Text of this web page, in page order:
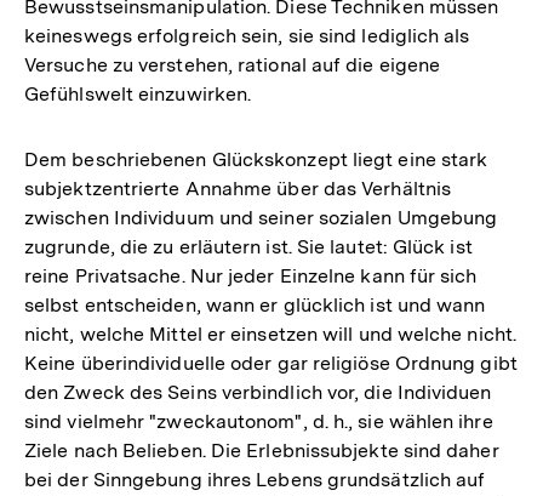
Bewusstseinsmanipulation. Diese Techniken müssen
keineswegs erfolgreich sein, sie sind lediglich als
Versuche zu verstehen, rational auf die eigene
Gefühlswelt einzuwirken.
Dem beschriebenen Glückskonzept liegt eine stark
subjektzentrierte Annahme über das Verhältnis
zwischen Individuum und seiner sozialen Umgebung
zugrunde, die zu erläutern ist. Sie lautet: Glück ist
reine Privatsache. Nur jeder Einzelne kann für sich
selbst entscheiden, wann er glücklich ist und wann
nicht, welche Mittel er einsetzen will und welche nicht.
Keine überindividuelle oder gar religiöse Ordnung gibt
den Zweck des Seins verbindlich vor, die Individuen
sind vielmehr "zweckautonom", d. h., sie wählen ihre
Ziele nach Belieben. Die Erlebnissubjekte sind daher
bei der Sinngebung ihres Lebens grundsätzlich auf